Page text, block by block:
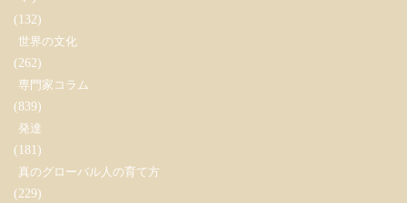
(132)
世界の文化
(262)
専門家コラム
(839)
発達
(181)
真のグローバル人の育て方
(229)